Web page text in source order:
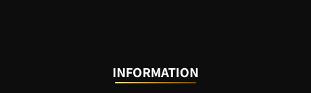
INFORMATION